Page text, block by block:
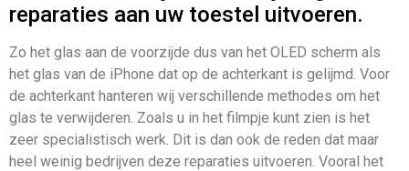
reparaties aan uw toestel uitvoeren.
Zo het glas aan de voorzijde dus van het OLED scherm als
het glas van de iPhone dat op de achterkant is gelijmd. Voor
de achterkant hanteren wij verschillende methodes om het
glas te verwijderen. Zoals u in het filmpje kunt zien is het
zeer specialistisch werk. Dit is dan ook de reden dat maar
heel weinig bedrijven deze reparaties uitvoeren. Vooral het